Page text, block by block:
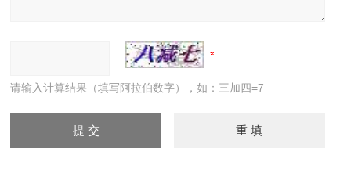
请输入计算结果（填写阿拉伯数字），如：三加四=7